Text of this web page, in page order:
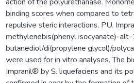
binding scores when compared to
repulsive steric interactions. PU,
methylenebis(phenyl isocyanate)-
butanediol/di(propylene glycol)/
were used for in vitro analyses. The
Impranil® by S. liquefaciens and its